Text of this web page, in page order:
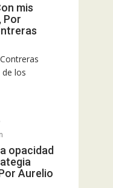
mis
Por
los
opacidad
Aurelio